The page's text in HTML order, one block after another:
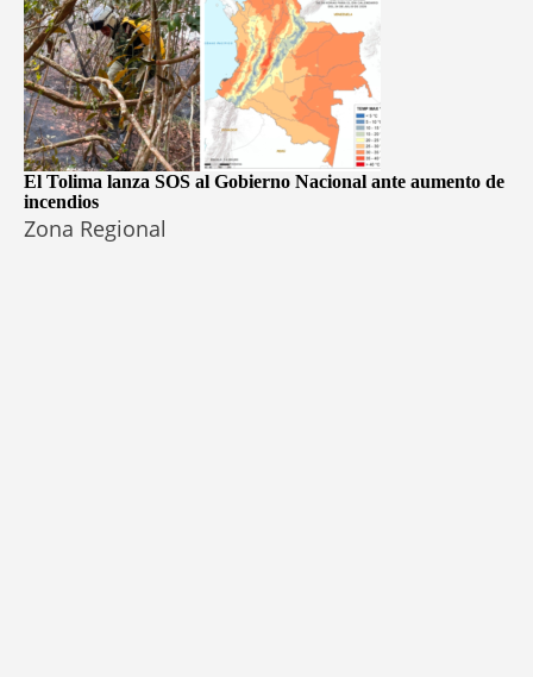
El Tolima lanza SOS al Gobierno Nacional ante aumento de
incendios
Zona Regional